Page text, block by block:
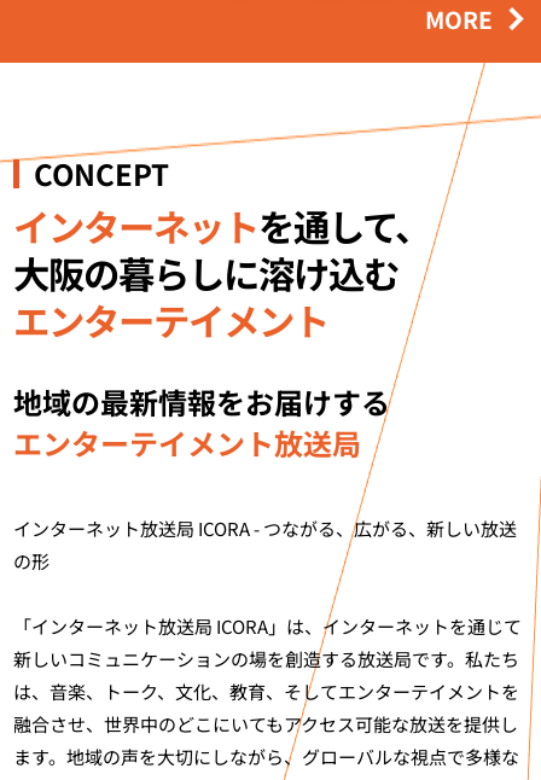
MORE
CONCEPT
インターネットを通して、
大阪の暮らしに溶け込む
エンターテイメント
地域の最新情報をお届けする
エンターテイメント放送局
インターネット放送局 ICORA - つながる、広がる、新しい放送
の形
「インターネット放送局 ICORA」は、インターネットを通じて
新しいコミュニケーションの場を創造する放送局です。私たち
は、音楽、トーク、文化、教育、そしてエンターテイメントを
融合させ、世界中のどこにいてもアクセス可能な放送を提供し
ます。地域の声を大切にしながら、グローバルな視点で多様な